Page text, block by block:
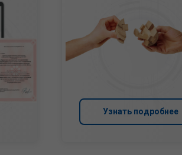
Узнать подробнее